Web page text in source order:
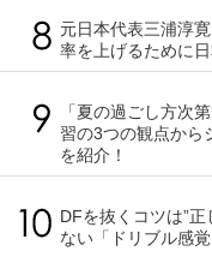
元日本代表三浦淳
率を上げるために
「夏の過ごし方次
習の3つの観点から
を紹介！
DFを抜くコツは”
ない「ドリブル感